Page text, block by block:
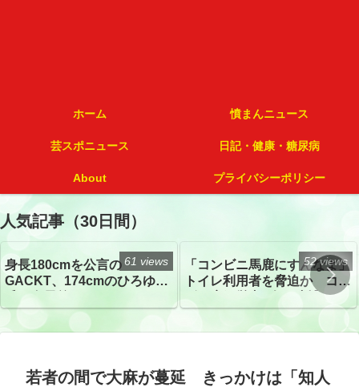
ホーム 憤まんニュース
芸スポニュース 日記・健康・糖尿病
About プライバシーポリシー
人気記事（30日間）
身長180cmを公言の
GACKT、174cmのひろゆき
トざわつき イベントでの写
真が話題
61 views
「コンビニ馬鹿にすんなよ」
トイレ利用者を脅迫か コン
52 views
若者の間で大麻が蔓延 きっかけは「知人